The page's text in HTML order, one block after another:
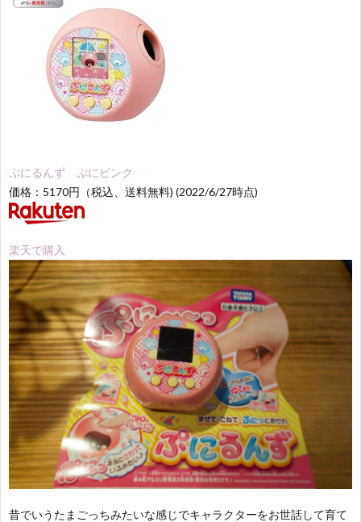
ぷにるんず ぷにピンク
価格：5170円（税込、送料無料) (2022/6/27時点)
楽天で購入
昔でいうたまごっちみたいな感じでキャラクターをお世話して育て